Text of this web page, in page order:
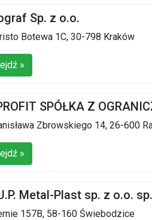
Sp. z o.o.
Botewa 1C, 30-798 Kraków
»
SPÓŁKA Z
Zbrowskiego 14, 26-600
»
Metal-Plast sp. z o.o.
157B, 58-160 Świebodzice